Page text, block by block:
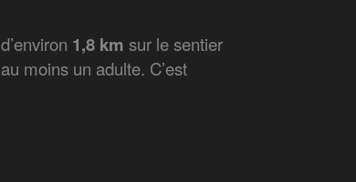
1,8 km sur le sentier
moins un adulte. C’est